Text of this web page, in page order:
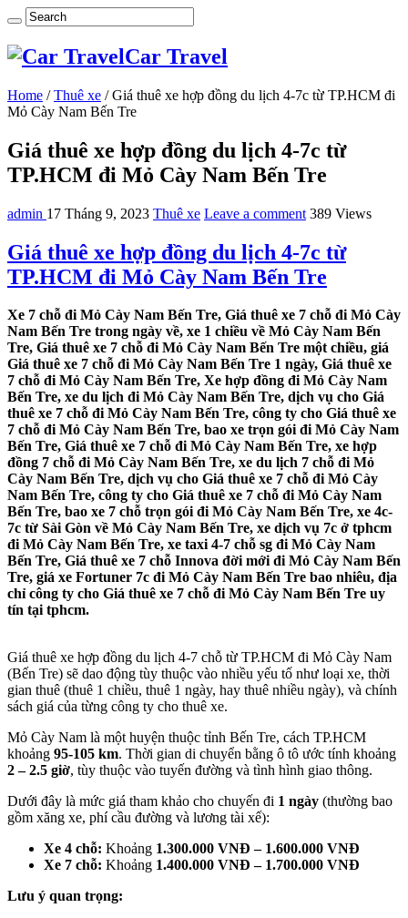
Car Travel
Home / Thuê xe / Giá thuê xe hợp đồng du lịch 4-7c từ TP.HCM đi
Mỏ Cày Nam Bến Tre
Giá thuê xe hợp đồng du lịch 4-7c từ
TP.HCM đi Mỏ Cày Nam Bến Tre
admin 17 Tháng 9, 2023 Thuê xe Leave a comment 389 Views
Giá thuê xe hợp đồng du lịch 4-7c từ
TP.HCM đi Mỏ Cày Nam Bến Tre
Xe 7 chỗ đi Mỏ Cày Nam Bến Tre, Giá thuê xe 7 chỗ đi Mỏ Cày
Nam Bến Tre trong ngày về, xe 1 chiều về Mỏ Cày Nam Bến
Tre, Giá thuê xe 7 chỗ đi Mỏ Cày Nam Bến Tre một chiều, giá
Giá thuê xe 7 chỗ đi Mỏ Cày Nam Bến Tre 1 ngày, Giá thuê xe
7 chỗ đi Mỏ Cày Nam Bến Tre, Xe hợp đồng đi Mỏ Cày Nam
Bến Tre, xe du lịch đi Mỏ Cày Nam Bến Tre, dịch vụ cho Giá
thuê xe 7 chỗ đi Mỏ Cày Nam Bến Tre, công ty cho Giá thuê xe
7 chỗ đi Mỏ Cày Nam Bến Tre, bao xe trọn gói đi Mỏ Cày Nam
Bến Tre, Giá thuê xe 7 chỗ đi Mỏ Cày Nam Bến Tre, xe hợp
đồng 7 chỗ đi Mỏ Cày Nam Bến Tre, xe du lịch 7 chỗ đi Mỏ
Cày Nam Bến Tre, dịch vụ cho Giá thuê xe 7 chỗ đi Mỏ Cày
Nam Bến Tre, công ty cho Giá thuê xe 7 chỗ đi Mỏ Cày Nam
Bến Tre, bao xe 7 chỗ trọn gói đi Mỏ Cày Nam Bến Tre, xe 4c-
7c từ Sài Gòn về Mỏ Cày Nam Bến Tre, xe dịch vụ 7c ở tphcm
đi Mỏ Cày Nam Bến Tre, xe taxi 4-7 chỗ sg đi Mỏ Cày Nam
Bến Tre, Giá thuê xe 7 chỗ Innova đời mới đi Mỏ Cày Nam Bến
Tre, giá xe Fortuner 7c đi Mỏ Cày Nam Bến Tre bao nhiêu, địa
chỉ công ty cho Giá thuê xe 7 chỗ đi Mỏ Cày Nam Bến Tre uy
tín tại tphcm.
Giá thuê xe hợp đồng du lịch 4-7 chỗ từ TP.HCM đi Mỏ Cày Nam
(Bến Tre) sẽ dao động tùy thuộc vào nhiều yếu tố như loại xe, thời
gian thuê (thuê 1 chiều, thuê 1 ngày, hay thuê nhiều ngày), và chính
sách giá của từng công ty cho thuê xe.
Mỏ Cày Nam là một huyện thuộc tỉnh Bến Tre, cách TP.HCM
khoảng 95-105 km. Thời gian di chuyển bằng ô tô ước tính khoảng
2 – 2.5 giờ, tùy thuộc vào tuyến đường và tình hình giao thông.
Dưới đây là mức giá tham khảo cho chuyến đi 1 ngày (thường bao
gồm xăng xe, phí cầu đường và lương tài xế):
Xe 4 chỗ: Khoảng 1.300.000 VNĐ – 1.600.000 VNĐ
Xe 7 chỗ: Khoảng 1.400.000 VNĐ – 1.700.000 VNĐ
Lưu ý quan trọng: